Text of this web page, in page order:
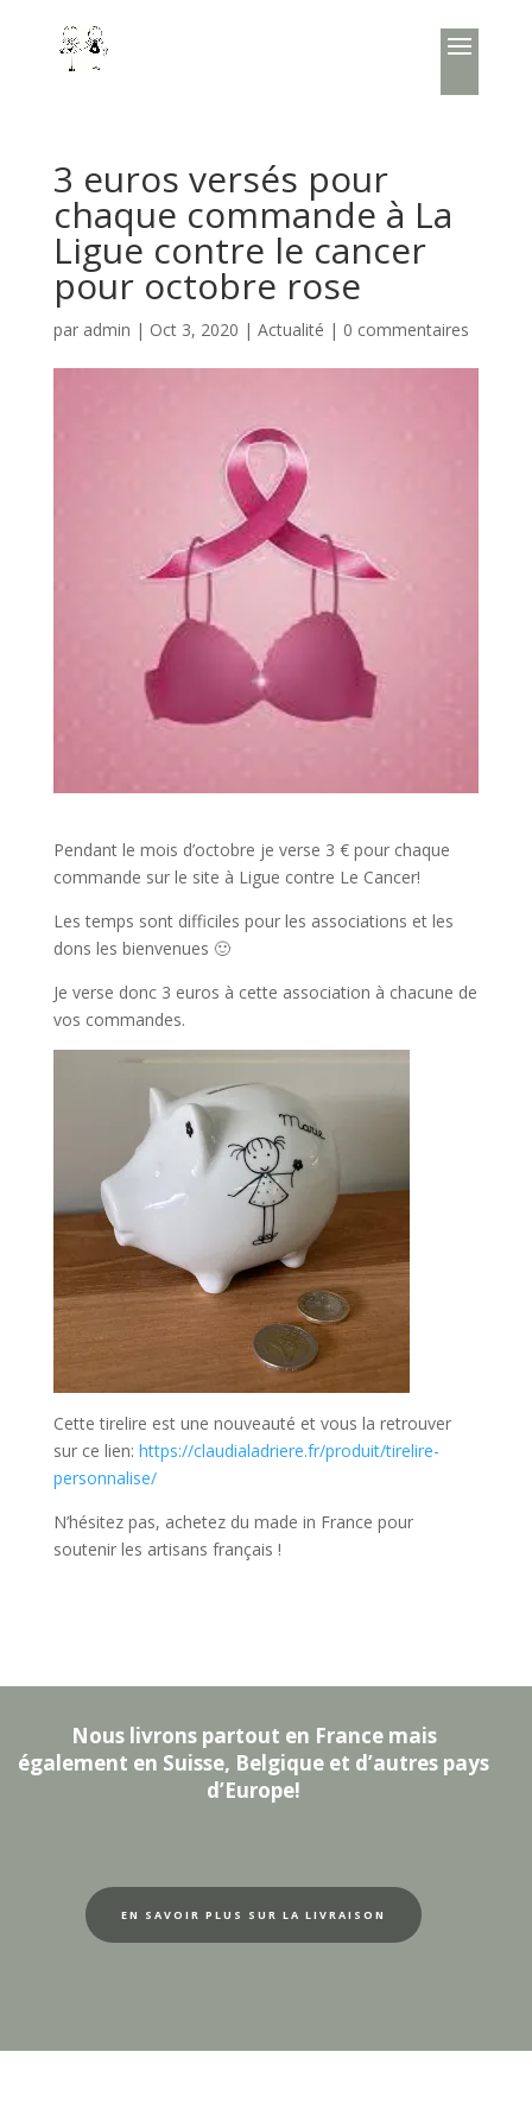
3 euros versés pour
chaque commande à La
Ligue contre le cancer
pour octobre rose
par admin | Oct 3, 2020 | Actualité | 0 commentaires
Pendant le mois d’octobre je verse 3 € pour chaque
commande sur le site à Ligue contre Le Cancer!
Les temps sont difficiles pour les associations et les
dons les bienvenues 🙂
Je verse donc 3 euros à cette association à chacune de
vos commandes.
Cette tirelire est une nouveauté et vous la retrouver
sur ce lien: https://claudialadriere.fr/produit/tirelire-
personnalise/
N’hésitez pas, achetez du made in France pour
soutenir les artisans français !
Nous livrons partout en France mais
également en Suisse, Belgique et d’autres pays
d’Europe!
EN SAVOIR PLUS SUR LA LIVRAISON